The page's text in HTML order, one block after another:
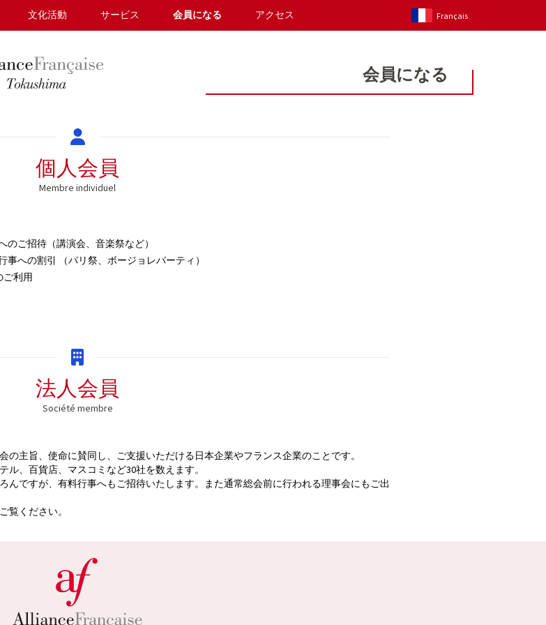
文化活動 サービス 会員になる アクセス Français
会員になる
個人会員
Membre individuel
ご招待（講演会、音楽祭など）
への割引 （パリ祭、ボージョレパーティ）
ご利用
法人会員
Société membre
主旨、使命に賛同し、ご支援いただける日本企業やフランス企業のことです。
、百貨店、マスコミなど30社を数えます。
んですが、有料行事へもご招待いたします。また通常総会前に行われる理事会にもご出
覧ください。